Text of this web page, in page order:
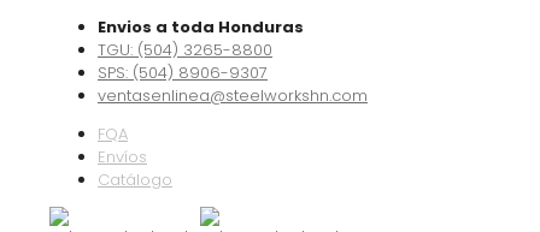
Envios a toda Honduras
TGU: (504) 3265-8800
SPS: (504) 8906-9307
ventasenlinea@steelworkshn.com
FQA
Envíos
Catálogo